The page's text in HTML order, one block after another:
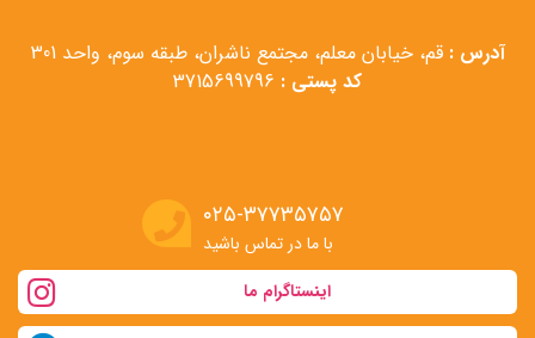
آدرس : قم، خیابان معلم، مجتمع ناشران، طبقه سوم، واحد 301
کد پستی :
۰۲۵-۳۷۷۳۵۷۵۷
با ما در تماس باشید
اینستاگرام ما